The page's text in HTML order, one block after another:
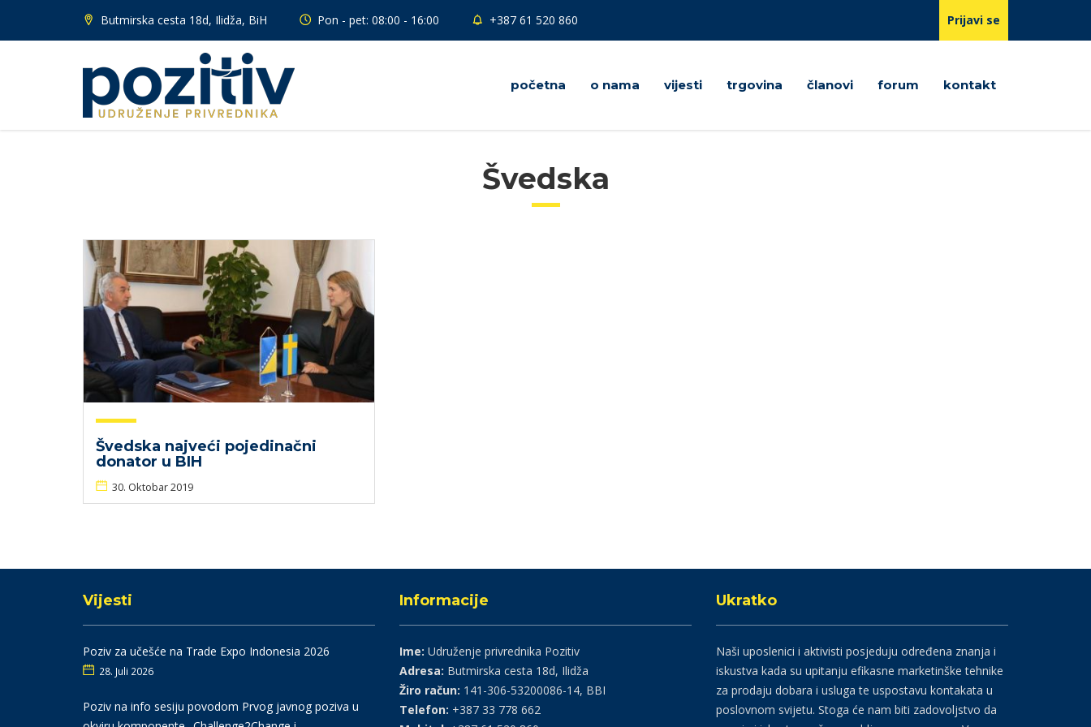
Butmirska cesta 18d, Ilidža, BiH Pon - pet: 08:00 - 16:00 +387 61 520 860 Prijavi se
početna o nama vijesti trgovina članovi forum kontakt
Švedska
Švedska najveći pojedinačni
donator u BIH
30. Oktobar 2019
Vijesti
Poziv za učešće na Trade Expo Indonesia 2026
28. Juli 2026
Poziv na info sesiju povodom Prvog javnog poziva u
Informacije
Ime: Udruženje privrednika Pozitiv
Adresa: Butmirska cesta 18d, Ilidža
Žiro račun: 141-306-53200086-14, BBI
Telefon: +387 33 778 662
Ukratko
Naši uposlenici i aktivisti posjeduju određena znanja i
iskustva kada su upitanju efikasne marketinške tehnike
za prodaju dobara i usluga te uspostavu kontakata u
poslovnom svijetu. Stoga će nam biti zadovoljstvo da